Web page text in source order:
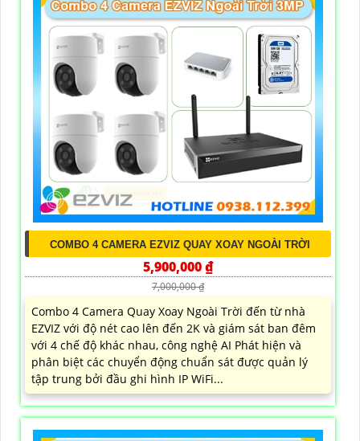
COMBO 4 CAMERA EZVIZ QUAY XOAY NGOÀI TRỜI
5,900,000 ₫
7,000,000 ₫
Combo 4 Camera Quay Xoay Ngoài Trời đến từ nhà
EZVIZ với độ nét cao lên đến 2K và giám sát ban đêm
với 4 chế độ khác nhau, công nghệ AI Phát hiện và
phân biệt các chuyển động chuẩn sát được quản lý
tập trung bởi đầu ghi hình IP WiFi...